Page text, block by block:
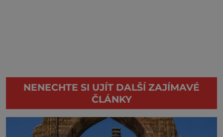
NENECHTE SI UJÍT DALŠÍ ZAJÍMAVÉ
ČLÁNKY